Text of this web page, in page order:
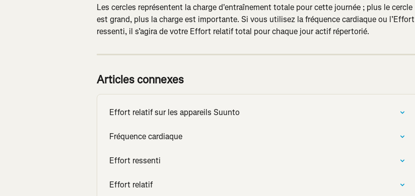
Les cercles représentent la charge d'entraînement totale pour cette journée ; plus le cercle
est grand, plus la charge est importante. Si vous utilisez la fréquence cardiaque ou l’Effort
ressenti, il s’agira de votre Effort relatif total pour chaque jour actif répertorié.
Articles connexes
Effort relatif sur les appareils Suunto
Fréquence cardiaque
Effort ressenti
Effort relatif